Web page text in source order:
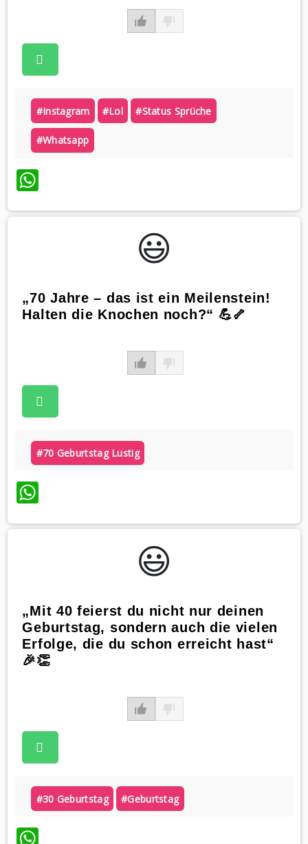
#instagram #lol #status Sprüche
#whatsapp
WhatsApp
😃️
„70 Jahre – das ist ein Meilenstein!
Halten die Knochen noch?“ 💪🦴
#70 Geburtstag Lustig
WhatsApp
😃️
„Mit 40 feierst du nicht nur deinen
Geburtstag, sondern auch die vielen
Erfolge, die du schon erreicht hast“
🎉👏
#30 Geburtstag #geburtstag
WhatsApp